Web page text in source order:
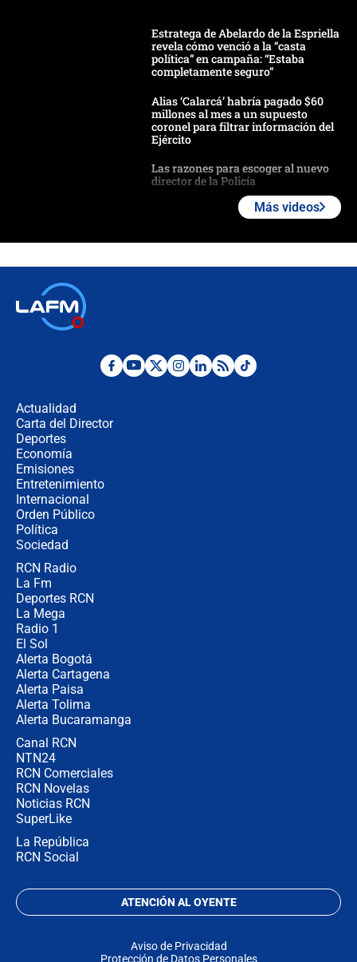
Estratega de Abelardo de la Espriella
revela cómo venció a la “casta
política” en campaña: “Estaba
completamente seguro”
Alias ‘Calarcá’ habría pagado $60
millones al mes a un supuesto
coronel para filtrar información del
Ejército
Las razones para escoger al nuevo
director de la Policía
"No hubo fraude ni posibilidad de
Más videos
Actualidad
Carta del Director
Deportes
Economía
Emisiones
Entretenimiento
Internacional
Orden Público
Política
Sociedad
RCN Radio
La Fm
Deportes RCN
La Mega
Radio 1
El Sol
Alerta Bogotá
Alerta Cartagena
Alerta Paisa
Alerta Tolima
Alerta Bucaramanga
Canal RCN
NTN24
RCN Comerciales
RCN Novelas
Noticias RCN
SuperLike
La República
RCN Social
ATENCIÓN AL OYENTE
Aviso de Privacidad
Protección de Datos Personales